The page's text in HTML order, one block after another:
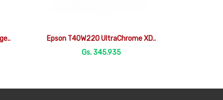
Vista rápida
Epson T40W220 UltraChrome XD..
Gs. 345.935